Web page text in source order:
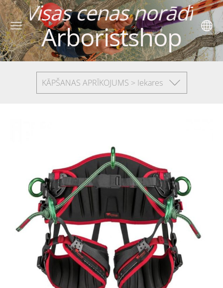
ar
Arboristshop
KĀPŠANAS APRĪKOJUMS > Iekares